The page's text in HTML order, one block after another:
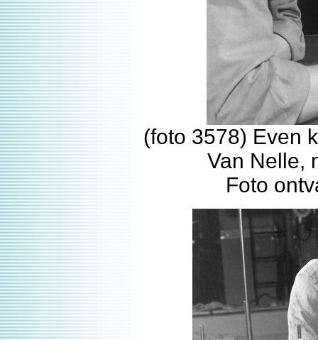
(foto 3578) Even
Van Nelle,
Foto